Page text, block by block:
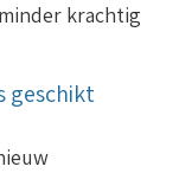
krachtig
geschikt